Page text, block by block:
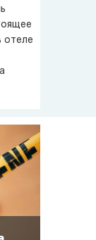
— Стивен
следы
отеле